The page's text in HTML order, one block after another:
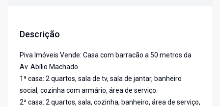
Descrição
Piva Imóveis Vende: Casa com barracão a 50 metros da
Av. Abílio Machado.
1ª casa: 2 quartos, sala de tv, sala de jantar, banheiro
social, cozinha com armário, área de serviço.
2ª casa: 2 quartos, sala, cozinha, banheiro, área de serviço,